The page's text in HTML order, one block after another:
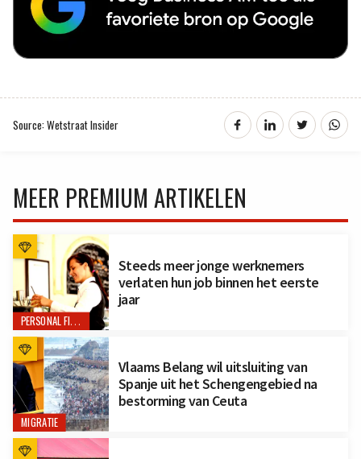
Source: Wetstraat Insider
MEER PREMIUM ARTIKELEN
PERSONAL FINANCE
Steeds meer jonge werknemers
verlaten hun job binnen het eerste
jaar
MIGRATIE
Vlaams Belang wil uitsluiting van
Spanje uit het Schengengebied na
bestorming van Ceuta